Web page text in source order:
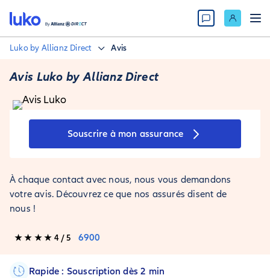
Luko by Allianz Direct Avis
Avis Luko by Allianz Direct
À chaque contact avec nous, nous vous demandons
votre avis. Découvrez ce que nos assurés disent de
nous !
Souscrire à mon assurance
★ ★ ★ ★ 4 / 5 6900
Rapide : Souscription dès 2 min